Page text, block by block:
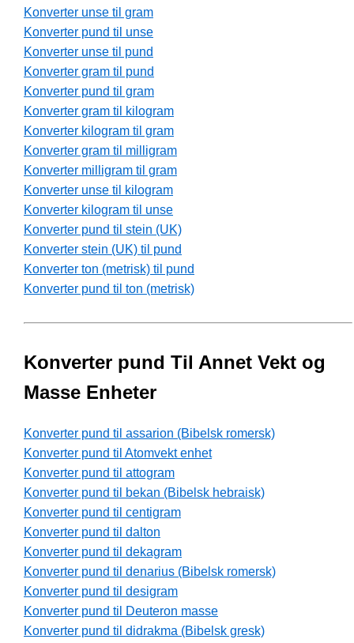
Konverter unse til gram
Konverter pund til unse
Konverter unse til pund
Konverter gram til pund
Konverter pund til gram
Konverter gram til kilogram
Konverter kilogram til gram
Konverter gram til milligram
Konverter milligram til gram
Konverter unse til kilogram
Konverter kilogram til unse
Konverter pund til stein (UK)
Konverter stein (UK) til pund
Konverter ton (metrisk) til pund
Konverter pund til ton (metrisk)
Konverter pund Til Annet Vekt og
Masse Enheter
Konverter pund til assarion (Bibelsk romersk)
Konverter pund til Atomvekt enhet
Konverter pund til attogram
Konverter pund til bekan (Bibelsk hebraisk)
Konverter pund til centigram
Konverter pund til dalton
Konverter pund til dekagram
Konverter pund til denarius (Bibelsk romersk)
Konverter pund til desigram
Konverter pund til Deuteron masse
Konverter pund til didrakma (Bibelsk gresk)